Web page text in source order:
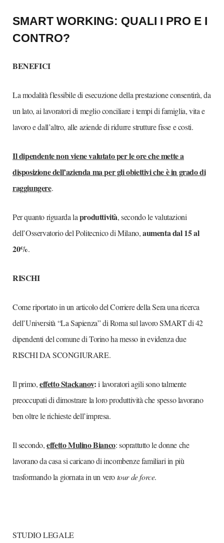
SMART WORKING: QUALI I PRO E I
CONTRO?
BENEFICI
La modalità flessibile di esecuzione della prestazione consentirà, da
un lato, ai lavoratori di meglio conciliare i tempi di famiglia, vita e
lavoro e dall’altro, alle aziende di ridurre strutture fisse e costi.
Il dipendente non viene valutato per le ore che mette a
disposizione dell’azienda ma per gli obiettivi che è in grado di
raggiungere.
Per quanto riguarda laproduttività, secondo le valutazioni
dell’Osservatorio del Politecnico di Milano,aumenta dal 15 al
20%.
RISCHI
Come riportato in un articolo del Corriere della Sera una ricerca
dell’Università “La Sapienza” di Roma sul lavoro SMART di 42
dipendenti del comune di Torino ha messo in evidenza due
RISCHI DA SCONGIURARE.
Il primo,effetto Stackanov:i lavoratori agili sono talmente
preoccupati di dimostrare la loro produttività che spesso lavorano
ben oltre le richieste dell’impresa.
Il secondo,effetto Mulino Bianco: soprattutto le donne che
lavorano da casa si caricano di incombenze familiari in più
trasformando la giornata in un verotour de force.
STUDIO LEGALE